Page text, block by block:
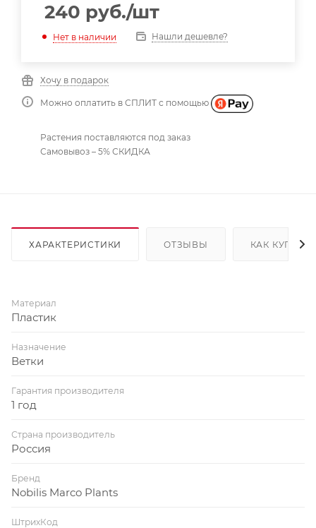
240 руб./шт
Нет в наличии Нашли дешевле?
Хочу в подарок
Можно оплатить в СПЛИТ с помощью
Растения поставляются под заказ
Самовывоз – 5% СКИДКА
ХАРАКТЕРИСТИКИ ОТЗЫВЫ КАК КУПИТЬ
Материал
Пластик
Назначение
Ветки
Гарантия производителя
1 год
Страна производитель
Россия
Бренд
Nobilis Marco Plants
ШтрихКод